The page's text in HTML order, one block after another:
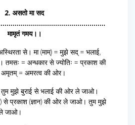
2. असतो मा सद
मामृतं गमय।।
से। मा (माम्) = मुझे सद् = भलाई,
= अन्धकार से ज्योतिः = प्रकाश की
= अमरत्व की ओर।
तुम मुझे बुराई से भलाई की ओर ले जाओ।
से प्रकाश (ज्ञान) की ओर ले जाओ। तुम मुझे
जाओ।